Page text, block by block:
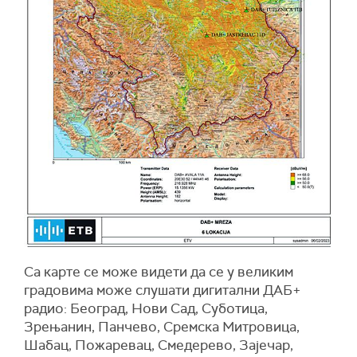
Са карте се може видети да се у великим
градовима може слушати дигитални ДАБ+
радио: Београд, Нови Сад, Суботица,
Зрењанин, Панчево, Сремска Митровица,
Шабац, Пожаревац, Смедерево, Зајечар,